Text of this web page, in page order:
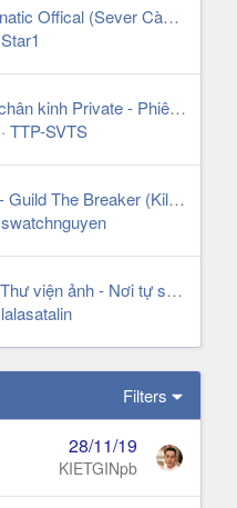
Cabal Fanatic Offical (Sever Cày Cuốc)
Star1
Cửu âm chân kinh Private - Phiên bản mới, server mới 1/1/2020
TTP-SVTS
Tera EU - Guild The Breaker (Killian Server)
swatchnguyen
[Gallery] Thư viện ảnh - Nơi tự sướng lên ngôi
lalasatalin
Filters
28/11/19
KIETGINpb